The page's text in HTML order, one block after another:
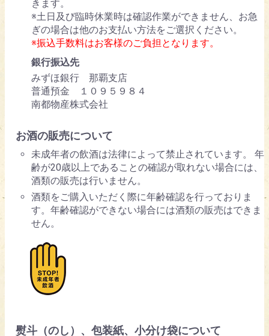
きます。
※土日及び臨時休業時は確認作業ができません、お急
ぎの場合は他のお支払い方法をご選択ください。
※振込手数料はお客様のご負担となります。
銀行振込先
みずほ銀行 那覇支店
普通預金 １０９５９８４
南都物産株式会社
お酒の販売について
未成年者の飲酒は法律によって禁止されています。 年
齢が20歳以上であることの確認が取れない場合には、
酒類の販売は行いません。
酒類をご購入いただく際に年齢確認を行っておりま
す。年齢確認ができない場合には酒類の販売はできま
せん。
熨斗（のし）、包装紙、小分け袋について